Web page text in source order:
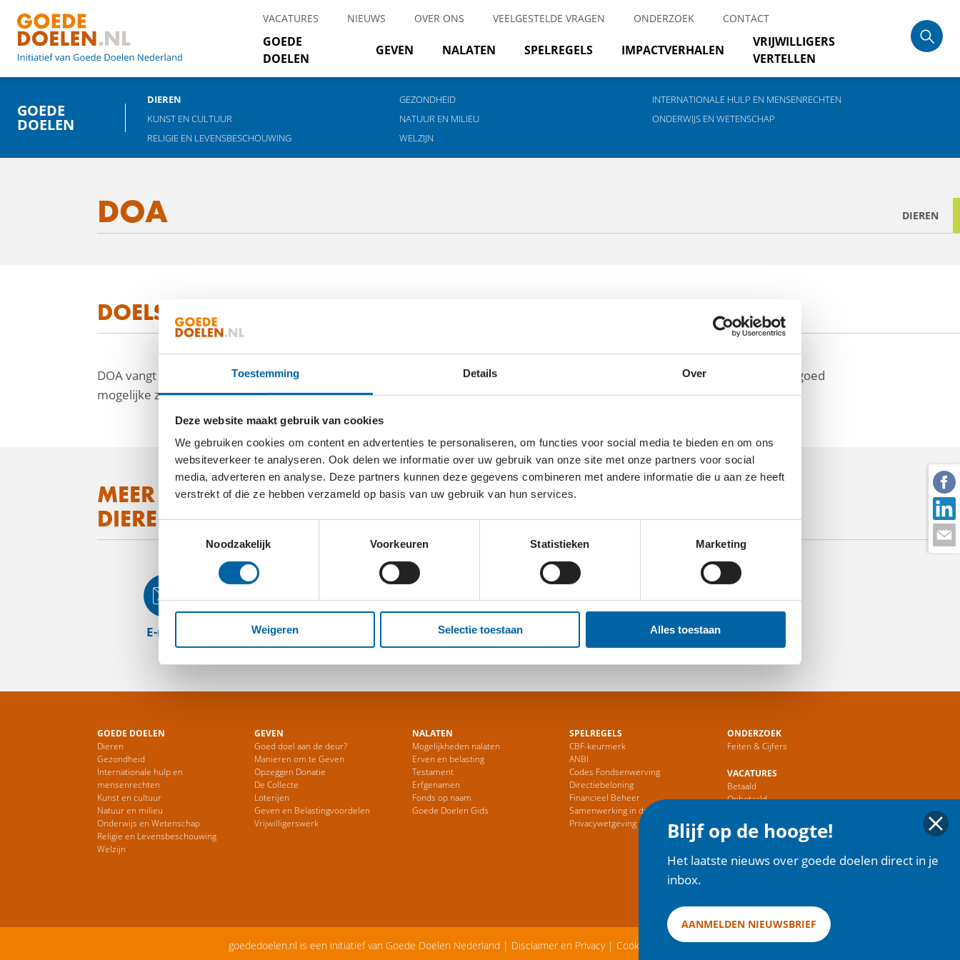
Toestemming Details Over
Deze website maakt gebruik van cookies
We gebruiken cookies om content en advertenties te personaliseren, om functies voor social media te bieden en om ons
websiteverkeer te analyseren. Ook delen we informatie over uw gebruik van onze site met onze partners voor social
media, adverteren en analyse. Deze partners kunnen deze gegevens combineren met andere informatie die u aan ze heeft
verstrekt of die ze hebben verzameld op basis van uw gebruik van hun services.
Noodzakelijk
Voorkeuren Statistieken Marketing
Weigeren Selectie toestaan Alles toestaan
VACATURES NIEUWS OVER ONS VEELGESTELDE VRAGEN ONDERZOEK CONTACT
GOEDE
DOELEN
GEVEN NALATEN SPELREGELS IMPACTVERHALEN
VRIJWILLIGERS
VERTELLEN
GOEDE
DOELEN
DIEREN GEZONDHEID
INTERNATIONALE HULP EN MENSENRECHTEN
KUNST EN CULTUUR
NATUUR EN MILIEU
ONDERWIJS EN WETENSCHAP
RELIGIE EN LEVENSBESCHOUWING
WELZIJN
DOA DIEREN
DOELSTELLING
DOA vangt zwerfdieren (hond, kat en konijn) op en dieren die mishandeld of zonder eigenaar zijn. Ook verleent de stichting zo goed
mogelijke zorg om snelle herplaatsing te bevorderen.
MEER WETEN OVER
DIERENOPVANGCENTRUM AMSTERDAM?
E-mail
Blijf op de hoogte!
Het laatste nieuws over goede doelen direct in je
inbox.
AANMELDEN NIEUWSBRIEF
GOEDE DOELEN
Dieren
Gezondheid
Internationale hulp en
mensenrechten
Kunst en cultuur
Natuur en milieu
Onderwijs en Wetenschap
Religie en Levensbeschouwing
Welzijn
GEVEN
Goed doel aan de deur?
Manieren om te Geven
Opzeggen Donatie
De Collecte
Loterijen
Geven en Belastingvoordelen
Vrijwilligerswerk
NALATEN
Mogelijkheden nalaten
Erven en belasting
Testament
Erfgenamen
Fonds op naam
Goede Doelen Gids
SPELREGELS
CBF-keurmerk
ANBI
Codes Fondsenwerving
Directiebeloning
Financieel Beheer
Samenwerking in de Sector
Privacywetgeving
ONDERZOEK
Feiten & Cijfers
VACATURES
Betaald
Onbetaald
HOME
goededoelen.nl is een initiatief van Goede Doelen Nederland | Disclaimer en Privacy| Cookies | Copyright 2025
facebook